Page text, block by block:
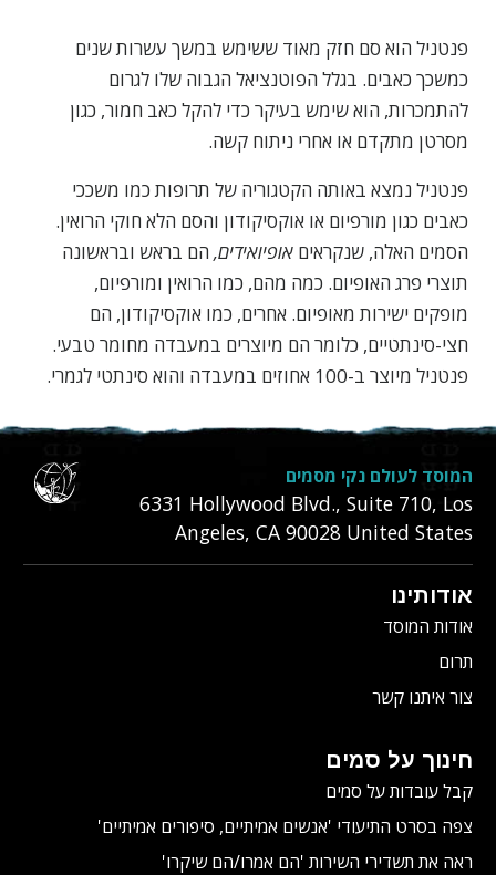
פנטניל הוא סם חזק מאוד ששימש במשך עשרות שנים
כמשכך כאבים. בגלל הפוטנציאל הגבוה שלו לגרום
להתמכרות, הוא שימש בעיקר כדי להקל כאב חמור, כגון
מסרטן מתקדם או אחרי ניתוח קשה.
פנטניל נמצא באותה הקטגוריה של תרופות כמו משככי
כאבים כגון מורפיום או אוקסיקודון והסם הלא חוקי הרואין.
הסמים האלה, שנקראים אופיואידים, הם בראש ובראשונה
תוצרי פרג האופיום. כמה מהם, כמו הרואין ומורפיום,
מופקים ישירות מאופיום. אחרים, כמו אוקסיקודון, הם
חצי-סינתטיים, כלומר הם מיוצרים במעבדה מחומר טבעי.
פנטניל מיוצר ב-100 אחוזים במעבדה והוא סינתטי לגמרי.
המוסד לעולם נקי מסמים
6331‎ Hollywood Blvd., Suite 710, Los
Angeles, CA 90028 United States
אודותינו
אודות המוסד
תרום
צור איתנו קשר
חינוך על סמים
קבל עובדות על סמים
צפה בסרט התיעודי 'אנשים אמיתיים, סיפורים אמיתיים'
ראה את תשדירי השירות 'הם אמרו/הם שיקרו'